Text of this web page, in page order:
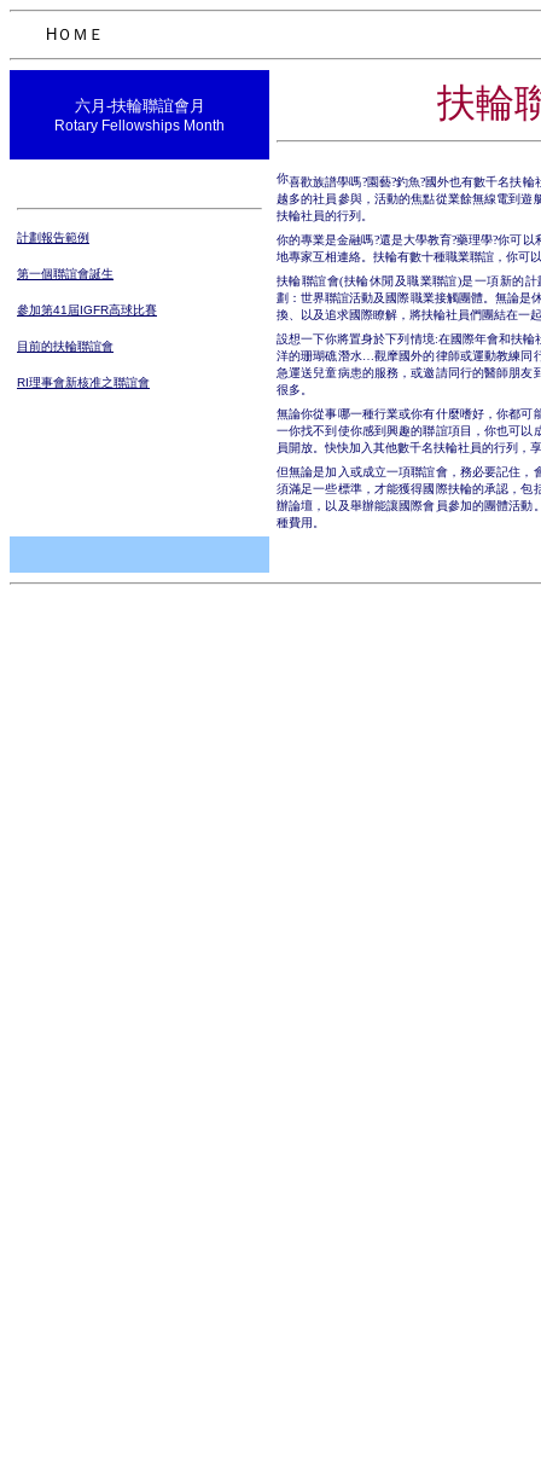
HＯＭＥ
六月-扶輪聯誼會月
Rotary Fellowships Month
扶輪
計劃報告範例
第一個聯誼會誕生
參加第41屆IGFR高球比賽
目前的扶輪聯誼會
RI理事會新核准之聯誼會
你喜歡族譜學嗎?園藝?釣魚?國外也有數千名扶輪
越多的社員參與，活動的焦點從業餘無線電到
扶輪社員的行列。
你的專業是金融嗎?還是大學教育?藥理學?你可以
地專家互相連絡。扶輪有數十種職業聯誼 ，你可
扶輪聯誼會(扶輪休閒及職業聯誼)是一項新的計
劃：世界聯誼活動及國際職業接觸團體。無論是
換、以及追求國際瞭解，將扶輪社員們團結在一
設想一下你將置身於下列情境:在國際年會和扶輪
洋的珊瑚礁潛水…觀摩國外的律師或運動教練
急運送兒童病患的服務，或邀請同行的醫師朋
很多。
無論你從事哪一種行業或你有什麼嗜好，你都
一你找不到使你感到興趣的聯誼項目，你也可
員開放。快快加入其他數千名扶輪社員的行列，
但無論是加入或成立一項聯誼會，務必要記住
須滿足一些標準，才能獲得國際扶輪的承認，
辦論壇，以及舉辦能讓國際會員參加的團體活
種費用。